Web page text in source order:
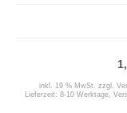
inkl. 19 % MwSt. zzgl.
Lieferzeit: 8-10 Werktage,